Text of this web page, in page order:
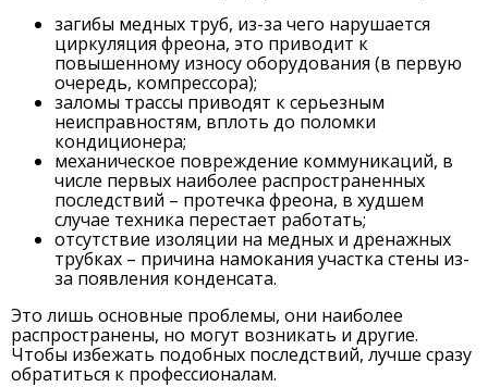
загибы медных труб, из-за чего нарушается
циркуляция фреона, это приводит к
повышенному износу оборудования (в первую
очередь, компрессора);
заломы трассы приводят к серьезным
неисправностям, вплоть до поломки
кондиционера;
механическое повреждение коммуникаций, в
числе первых наиболее распространенных
последствий – протечка фреона, в худшем
случае техника перестает работать;
отсутствие изоляции на медных и дренажных
трубках – причина намокания участка стены из-
за появления конденсата.
Это лишь основные проблемы, они наиболее
распространены, но могут возникать и другие.
Чтобы избежать подобных последствий, лучше сразу
обратиться к профессионалам.